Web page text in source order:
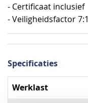
- Certificaat inclusief
- Veiligheidsfactor 7:1
Specificaties
Specificaties
Werklast